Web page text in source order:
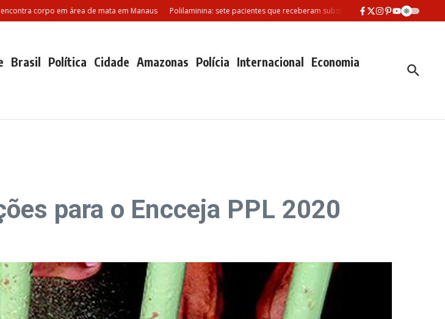
corpo em área de mata em Manaus Polilaminina: sete pacientes que receberam substância morreram desde fevereiro
Brasil Política Cidade Amazonas Polícia Internacional Economia
para o Encceja PPL 2020